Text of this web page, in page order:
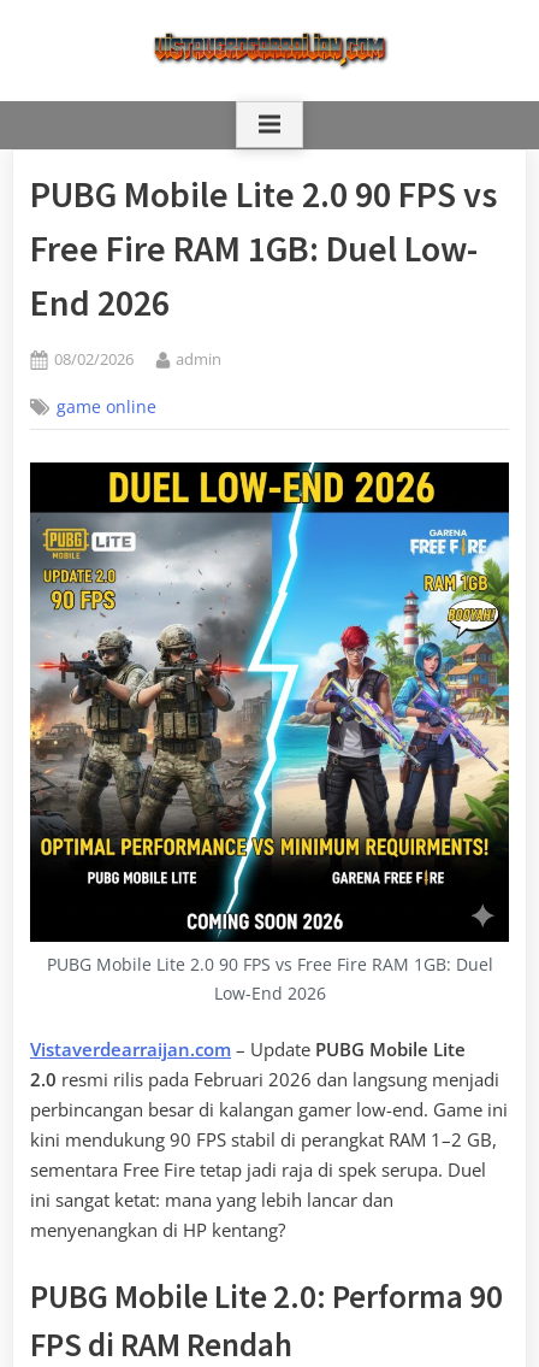
PUBG Mobile Lite 2.0 90 FPS vs
Free Fire RAM 1GB: Duel Low-
End 2026
Posted
08/02/2026 By
admin
game online
PUBG Mobile Lite 2.0 90 FPS vs Free Fire RAM 1GB: Duel
Low-End 2026
Vistaverdearraijan.com – Update PUBG Mobile Lite
2.0 resmi rilis pada Februari 2026 dan langsung menjadi
perbincangan besar di kalangan gamer low-end. Game ini
kini mendukung 90 FPS stabil di perangkat RAM 1–2 GB,
sementara Free Fire tetap jadi raja di spek serupa. Duel
ini sangat ketat: mana yang lebih lancar dan
menyenangkan di HP kentang?
PUBG Mobile Lite 2.0: Performa 90
FPS di RAM Rendah